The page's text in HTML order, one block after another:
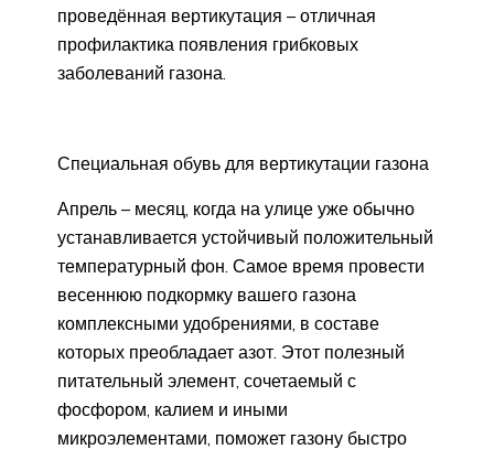
проведённая вертикутация – отличная
профилактика появления грибковых
заболеваний газона.
Специальная обувь для вертикутации газона
Апрель – месяц, когда на улице уже обычно
устанавливается устойчивый положительный
температурный фон. Самое время провести
весеннюю подкормку вашего газона
комплексными удобрениями, в составе
которых преобладает азот. Этот полезный
питательный элемент, сочетаемый с
фосфором, калием и иными
микроэлементами, поможет газону быстро